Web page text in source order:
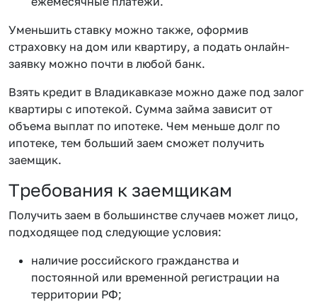
Уменьшить ставку можно также, оформив
страховку на дом или квартиру, а подать онлайн-
заявку можно почти в любой банк.
Взять кредит в Владикавказе можно даже под залог
квартиры с ипотекой. Сумма займа зависит от
объема выплат по ипотеке. Чем меньше долг по
ипотеке, тем больший заем сможет получить
заемщик.
Требования к заемщикам
Получить заем в большинстве случаев может лицо,
подходящее под следующие условия:
наличие российского гражданства и
постоянной или временной регистрации на
территории РФ;